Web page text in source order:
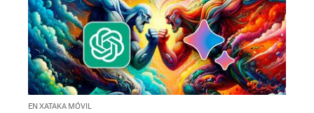
EN XATAKA MÓVIL